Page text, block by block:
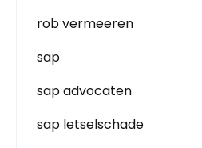
rob vermeeren
sap
sap advocaten
sap letselschade